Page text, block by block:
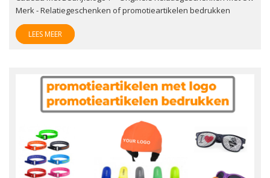
Merk - Relatiegeschenken of promotieartikelen bedrukken
LEES MEER